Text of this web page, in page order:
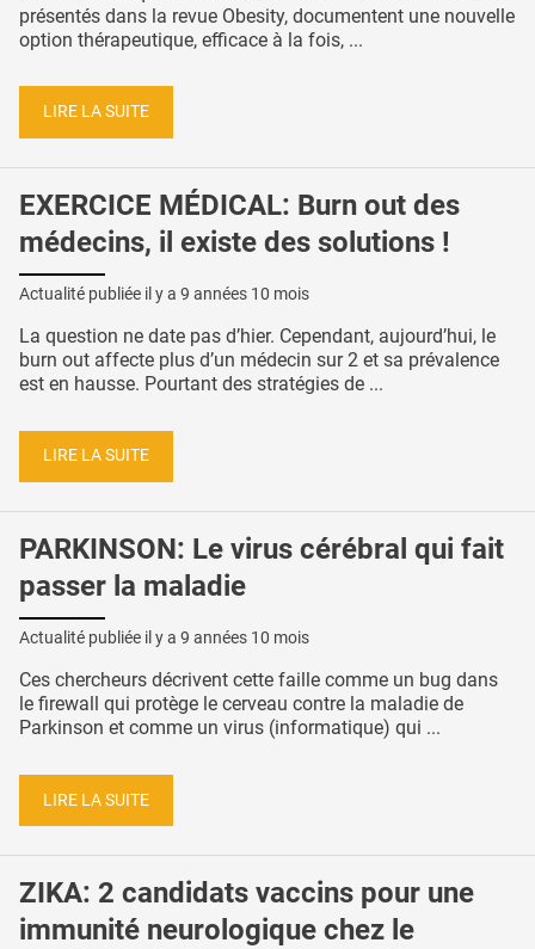
présentés dans la revue Obesity, documentent une nouvelle
option thérapeutique, efficace à la fois, ...
LIRE LA SUITE
EXERCICE MÉDICAL: Burn out des
médecins, il existe des solutions !
Actualité publiée il y a 9 années 10 mois
La question ne date pas d’hier. Cependant, aujourd’hui, le
burn out affecte plus d’un médecin sur 2 et sa prévalence
est en hausse. Pourtant des stratégies de ...
LIRE LA SUITE
PARKINSON: Le virus cérébral qui fait
passer la maladie
Actualité publiée il y a 9 années 10 mois
Ces chercheurs décrivent cette faille comme un bug dans
le firewall qui protège le cerveau contre la maladie de
Parkinson et comme un virus (informatique) qui ...
LIRE LA SUITE
ZIKA: 2 candidats vaccins pour une
immunité neurologique chez le